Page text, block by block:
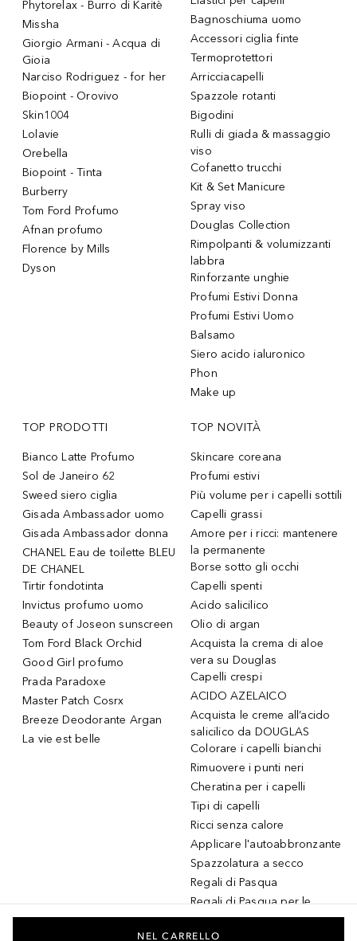
Phytorelax - Burro di Karitè
Missha
Giorgio Armani - Acqua di
Gioia
Narciso Rodriguez - for her
Biopoint - Orovivo
Skin1004
Lolavie
Orebella
Biopoint - Tinta
Burberry
Tom Ford Profumo
Afnan profumo
Florence by Mills
Dyson
Bagnoschiuma uomo
Accessori ciglia finte
Termoprotettori
Arricciacapelli
Spazzole rotanti
Bigodini
Rulli di giada & massaggio
viso
Cofanetto trucchi
Kit & Set Manicure
Spray viso
Douglas Collection
Rimpolpanti & volumizzanti
labbra
Rinforzante unghie
Profumi Estivi Donna
Profumi Estivi Uomo
Balsamo
Siero acido ialuronico
Phon
Make up
TOP PRODOTTI
Bianco Latte Profumo
Sol de Janeiro 62
Sweed siero ciglia
Gisada Ambassador uomo
Gisada Ambassador donna
CHANEL Eau de toilette BLEU
DE CHANEL
Tirtir fondotinta
Invictus profumo uomo
Beauty of Joseon sunscreen
Tom Ford Black Orchid
Good Girl profumo
Prada Paradoxe
Master Patch Cosrx
Breeze Deodorante Argan
La vie est belle
TOP NOVITÀ
Skincare coreana
Profumi estivi
Più volume per i capelli sottili
Capelli grassi
Amore per i ricci: mantenere
la permanente
Borse sotto gli occhi
Capelli spenti
Acido salicilico
Olio di argan
Acquista la crema di aloe
vera su Douglas
Capelli crespi
ACIDO AZELAICO
Acquista le creme all’acido
salicilico da DOUGLAS
Colorare i capelli bianchi
Rimuovere i punti neri
Cheratina per i capelli
Tipi di capelli
Ricci senza calore
Applicare l'autoabbronzante
Spazzolatura a secco
Regali di Pasqua
Regali di Pasqua per le
donne
Regali di Pasqua per gli
NEL CARRELLO